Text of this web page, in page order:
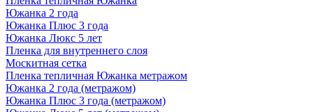
Южанка 2 года
Южанка Плюс 3 года
Южанка Люкс 5 лет
Пленка для внутреннего слоя
Москитная сетка
Пленка тепличная Южанка метражом
Южанка 2 года (метражом)
Южанка Плюс 3 года (метражом)